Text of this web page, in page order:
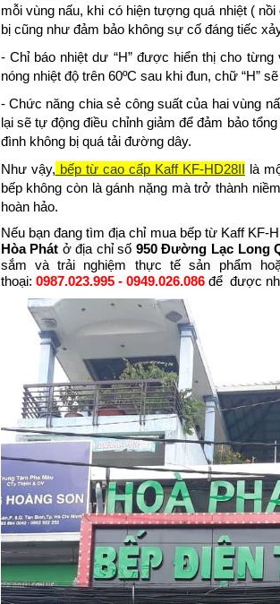
mỗi vùng nấu, khi có hiện tượng quá nhiệt (
bị cũng như đảm bảo không sự cố đáng tiếc
- Chỉ báo nhiệt dư “H” được hiển thị cho từng
nóng nhiệt độ trên 60ºC sau khi đun, chữ “H”sẽ
- Chức năng chia sẻ công suất của hai vùng
lại sẽ tự động điều chỉnh giảm để đảm bảo
đình không bị quá tải đường dây.
Như vậy, bếp từ cao cấp Kaff KF-HD28II là
bếp không còn là gánh nặng mà trở thành
hoàn hảo.
Nếu bạn đang tìmđịa chỉ mua bếp từ Kaff KF-
Hòa Phát ở địa chỉsố 950 Đường Lạc Long
sắm và trải nghiệm thực tế sản phẩm
thoại: 0987.023.995 - 0949.026.086để được